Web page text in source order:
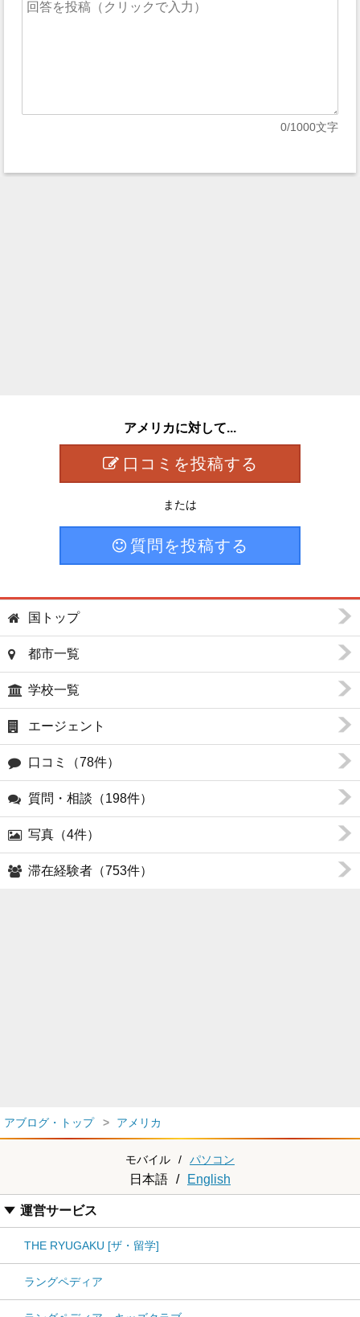
0/1000文字
アメリカに対して...
口コミを投稿する
または
質問を投稿する
国トップ
都市一覧
学校一覧
エージェント
口コミ（78件）
質問・相談（198件）
写真（4件）
滞在経験者（753件）
アブログ・トップ アメリカ
モバイル / パソコン
日本語 / English
運営サービス
THE RYUGAKU [ザ・留学]
ラングペディア